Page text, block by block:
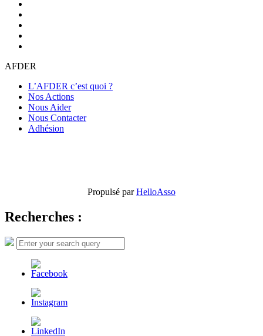
AFDER
L’AFDER c’est quoi ?
Nos Actions
Nous Aider
Nous Contacter
Adhésion
Propulsé parHelloAsso
Recherches :
Search
for:
Search